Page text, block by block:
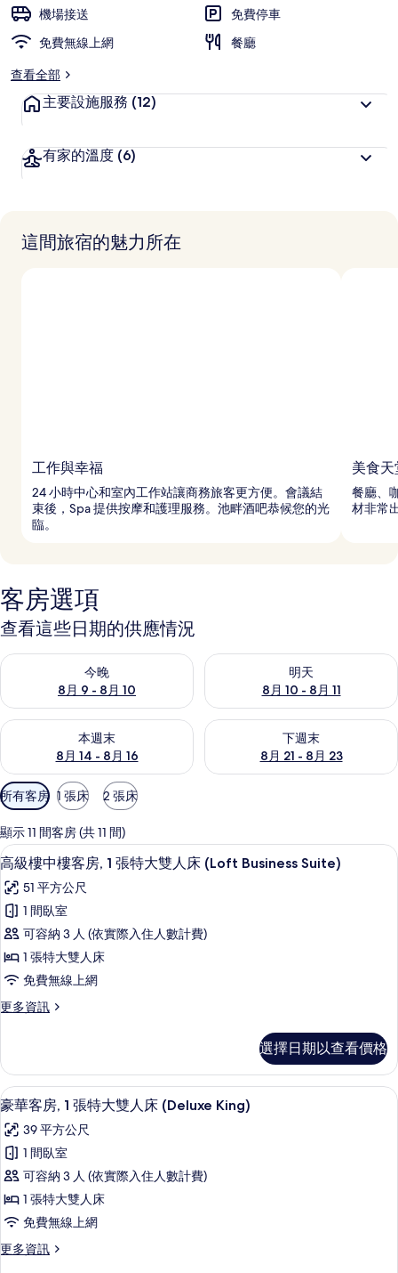
機場接送
免費停車
免費無線上網
餐廳
查看全部
主要設施服務 (12)
有家的溫度 (6)
這間旅宿的魅力所在
工作與幸福
24 小時中心和室內工作站讓商務旅客更方便。會議結
束後，Spa 提供按摩和護理服務。池畔酒吧恭候您的光
臨。
美食天
餐廳、
材非常
客房選項
查看這些日期的供應情況
今晚
8月 9 - 8月 10
查看今晚 (8月 9 - 8月 10) 的供應情況
明天
8月 10 - 8月 11
查看明天 (8月 10 - 8月 11) 的
本週末
8月 14 - 8月 16
查看本週末 (8月 14 - 8月 16) 的供應情況
下週末
8月 21 - 8月 23
查看下週末 (8月 21 - 8月 23)
可
用
的
客
房
篩
選
條
所有客房 1 張床 2 張床
顯示 11 間客房 (共 11 間)
顯
示
高
級
樓
中
樓
客
1
張
特
大
雙
人
床
(Loft
Business
Suite)
高級樓中樓客房, 1 張特大雙人床
8
高級樓中樓客房, 1 張特大雙人床 (Loft Business Suite)
51 平方公尺
1 間臥室
可容納 3 人 (依實際入住人數計費)
1 張特大雙人床
免費無線上網
更多資訊
更
樓
中
樓
房,
特
大
雙
人
床
選擇日期以查看價格
顯
示
豪
華
客
房,
張
豪華客房, 1 張特大雙人床 (Deluxe
4
豪華客房, 1 張特大雙人床 (Deluxe King)
39 平方公尺
1 間臥室
可容納 3 人 (依實際入住人數計費)
1 張特大雙人床
免費無線上網
更多資訊
更